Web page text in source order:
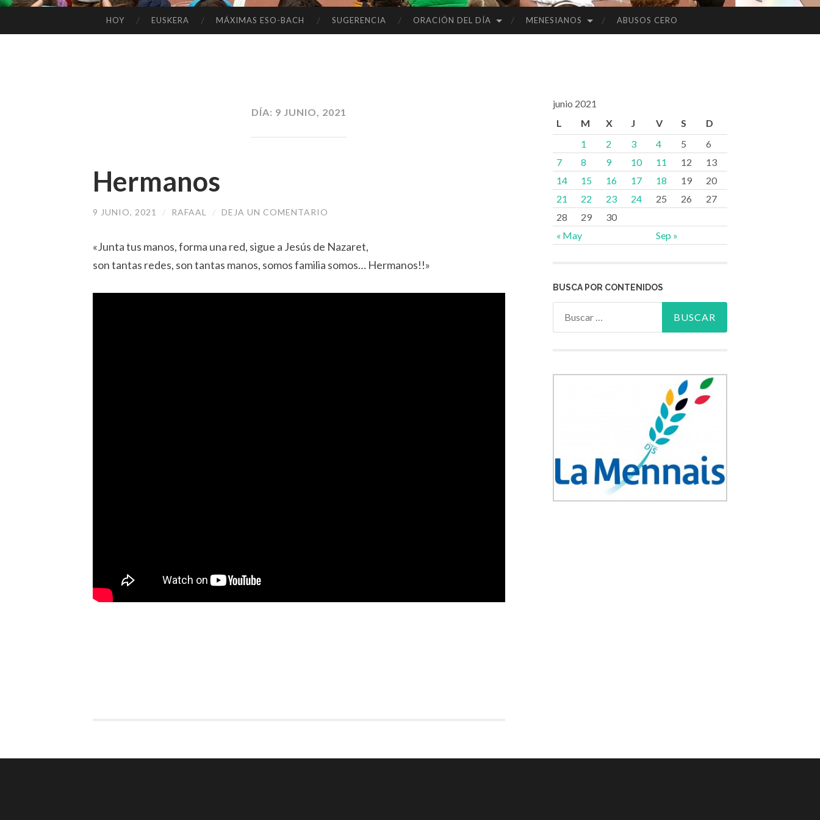
AL
HOY EUSKERA MÁXIMAS ESO-BACH SUGERENCIA ORACIÓN DEL DÍA MENESIANOS ABUSOS CERO
DÍA: 9 JUNIO, 2021
Hermanos
9 JUNIO, 2021 / RAFAAL / DEJA UN COMENTARIO
«Junta tus manos, forma una red, sigue a Jesús de Nazaret,
son tantas redes, son tantas manos, somos familia somos… Hermanos!!»
junio 2021
L
M X J V S D
« May Sep »
1 2 3 4 5
6
7
8 9 10 11 12
13
14
15 16 17 18 19
20
21
22 23 24 25 26
27
28
29 30
BUSCA POR CONTENIDOS